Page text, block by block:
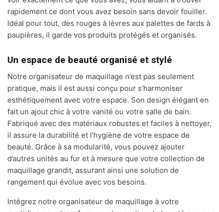
rapidement ce dont vous avez besoin sans devoir fouiller.
Idéal pour tout, des rouges à lèvres aux palettes de fards à
paupières, il garde vos produits protégés et organisés.
Un espace de beauté organisé et stylé
Notre organisateur de maquillage n’est pas seulement
pratique, mais il est aussi conçu pour s’harmoniser
esthétiquement avec votre espace. Son design élégant en
fait un ajout chic à votre vanité ou votre salle de bain.
Fabriqué avec des matériaux robustes et faciles à nettoyer,
il assure la durabilité et l’hygiène de votre espace de
beauté. Grâce à sa modularité, vous pouvez ajouter
d’autres unités au fur et à mesure que votre collection de
maquillage grandit, assurant ainsi une solution de
rangement qui évolue avec vos besoins.
Intégrez notre organisateur de maquillage à votre